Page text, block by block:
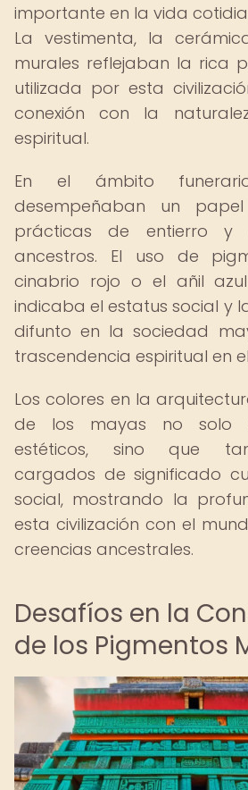
importante en la vida
La vestimenta, la
murales reflejaban la rica
utilizada por esta
conexión con la
espiritual.
En el ámbito
desempeñaban un
prácticas de entierro
ancestros. El uso de
cinabrio rojo o el añil
indicaba el estatus social y
difunto en la sociedad
trascendencia espiritual en
Los colores en la
de los mayas no solo
estéticos, sino que
cargados de significado
social, mostrando la
esta civilización con el
creencias ancestrales.
Desafíos en la
de los Pigmentos